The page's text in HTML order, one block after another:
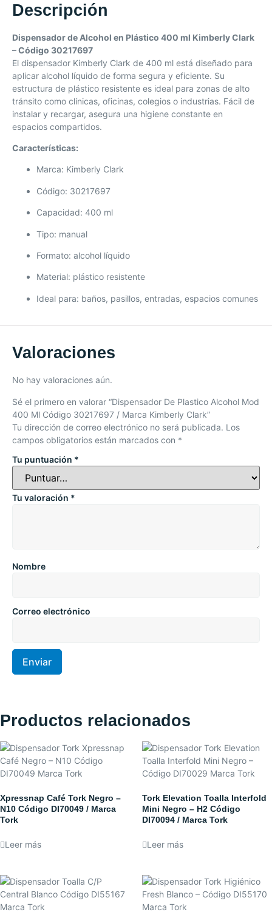
Descripción
Dispensador de Alcohol en Plástico 400 ml Kimberly Clark
– Código 30217697
El dispensador Kimberly Clark de 400 ml está diseñado para
aplicar alcohol líquido de forma segura y eficiente. Su
estructura de plástico resistente es ideal para zonas de alto
tránsito como clínicas, oficinas, colegios o industrias. Fácil de
instalar y recargar, asegura una higiene constante en
espacios compartidos.
Características:
Marca: Kimberly Clark
Código: 30217697
Capacidad: 400 ml
Tipo: manual
Formato: alcohol líquido
Material: plástico resistente
Ideal para: baños, pasillos, entradas, espacios comunes
Valoraciones
No hay valoraciones aún.
Sé el primero en valorar “Dispensador De Plastico Alcohol Mod
400 Ml Código 30217697 / Marca Kimberly Clark”
Tu dirección de correo electrónico no será publicada. Los
campos obligatorios están marcados con *
Tu puntuación *
Tu valoración *
Nombre
Correo electrónico
Productos relacionados
Xpressnap Café Tork Negro –
N10 Código DI70049 / Marca
Tork
Leer más
Tork Elevation Toalla Interfold
Mini Negro – H2 Código
DI70094 / Marca Tork
Leer más